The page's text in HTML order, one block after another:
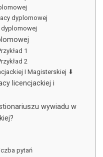
dyplomowej
1
2
I Magisterskiej ⬇
licencjackiej i
wywiadu w
pytań